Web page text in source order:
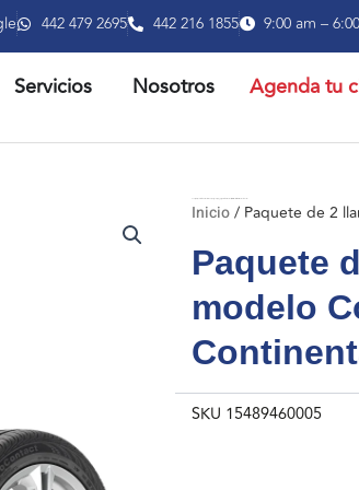
442 479 2695 442 216 1855 9:00 am –
PRODUCTOS
Servicios ABRIR SERVICIOS
Nosotros Agenda tu
Inicio/ Paquete de 2
Paquete
modelo
SKU 15489460005